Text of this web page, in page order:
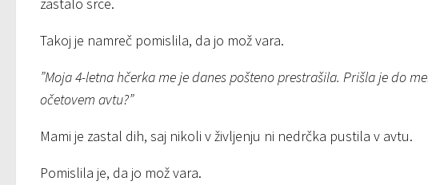
Takoj je namreč pomislila, da jo mož vara.
”Moja 4-letna hčerka me je danes pošteno prestrašila. Prišla je do
očetovem avtu?”
Mami je zastal dih, saj nikoli v življenju ni nedrčka pustila v avtu.
Pomislila je, da jo mož vara.